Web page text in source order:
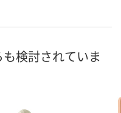
検討されていま